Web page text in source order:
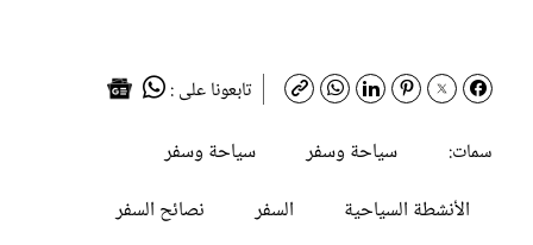
تابعونا على :
سمات:
سياحة وسفر
سياحة وسفر
الأنشطة السياحية
السفر
نصائح السفر